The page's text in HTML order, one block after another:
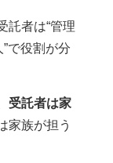
託者は“管理
で役割が分
受託者は家
家族が担う